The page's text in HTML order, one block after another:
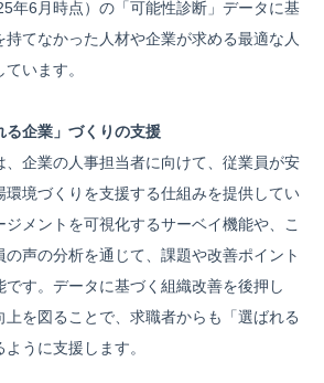
年6月時点）の「可能性診断」データに基
てなかった人材や企業が求める最適な人
います。
企業」づくりの支援
、企業の人事担当者に向けて、従業員が安
環境づくりを支援する仕組みを提供してい
ジメントを可視化するサーベイ機能や、こ
声の分析を通じて、課題や改善ポイント
です。データに基づく組織改善を後押し
上を図ることで、求職者からも「選ばれる
うに支援します。